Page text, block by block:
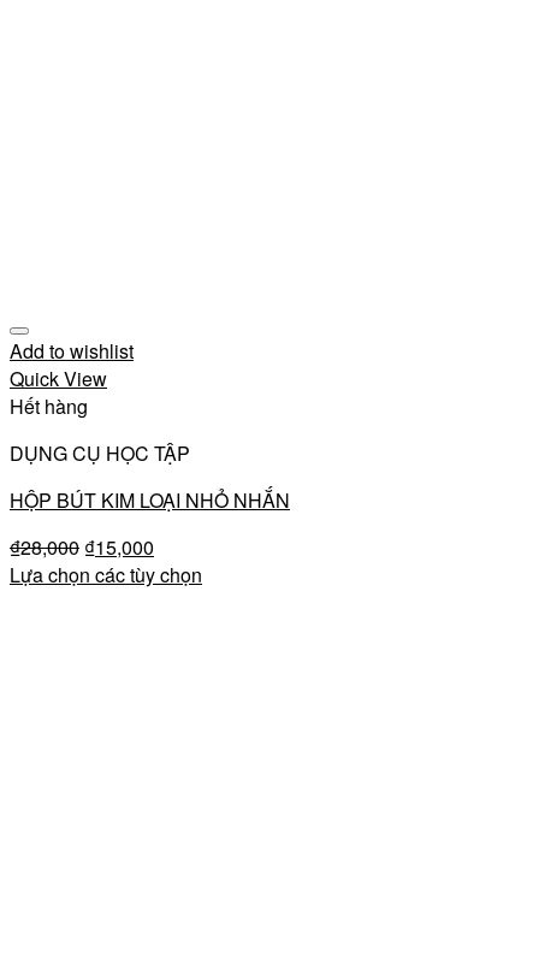
Add to wishlist
Quick View
Hết hàng
DỤNG CỤ HỌC TẬP
HỘP BÚT KIM LOẠI NHỎ NHẮN
₫28,000 ₫15,000
Lựa chọn các tùy chọn